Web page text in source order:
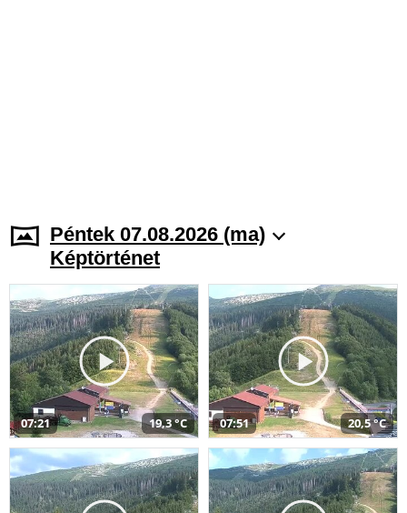
Péntek 07.08.2026 (ma)
Képtörténet
07:21 19,3 °C 07:51 20,5 °C